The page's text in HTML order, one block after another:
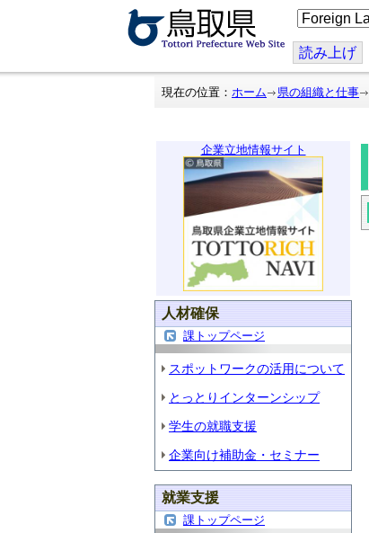
こ
の
ジ
を
翻
読み上げ
現在の位置： ホーム 県の組織と仕事
企業立地情報サイト
人材確保
課トップページ
スポットワークの活用について
とっとりインターンシップ
学生の就職支援
企業向け補助金・セミナー
就業支援
課トップページ